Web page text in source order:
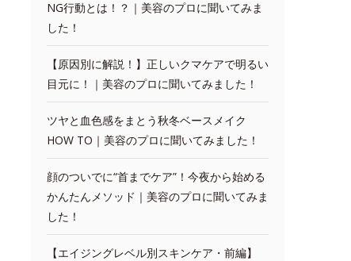
NG行動とは！？｜美容のプロに聞いてみま
した！
【原因別に解説！】正しいクマケアで明るい
目元に！｜美容のプロに聞いてみました！
ツヤと血色感をまとう秋冬ベースメイク
HOW TO｜美容のプロに聞いてみました！
顔のついでに“首までケア”！今夜から始める
かんたんメソッド｜美容のプロに聞いてみま
した！
【エイジングレベル別スキンケア・前編】